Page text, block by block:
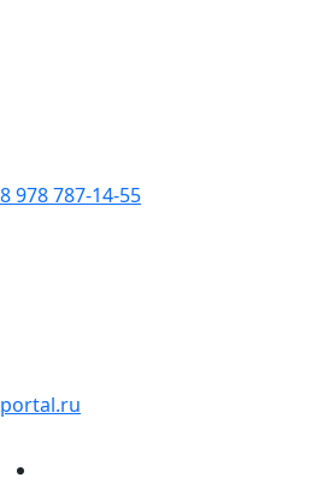
8 978 787-14-55
portal.ru